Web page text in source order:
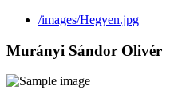
/images/Hegyen.jpg
Murányi Sándor Olivér